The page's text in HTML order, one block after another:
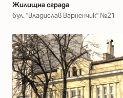
Жилищна сграда
бул. "Владислав Варненчик" №21